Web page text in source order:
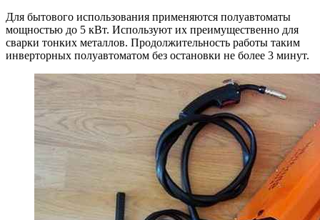
Для бытового использования применяются полуавтоматы
мощностью до 5 кВт. Используют их преимущественно для
сварки тонких металлов. Продолжительность работы таким
инверторных полуавтоматом без остановки не более 3 минут.